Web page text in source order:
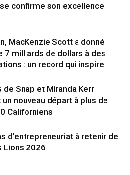
confirme son excellence
MacKenzie Scott a donné
7 milliards de dollars à des
: un record qui inspire
de Snap et Miranda Kerr
nouveau départ à plus de
Californiens
d’entrepreneuriat à retenir de
Lions 2026